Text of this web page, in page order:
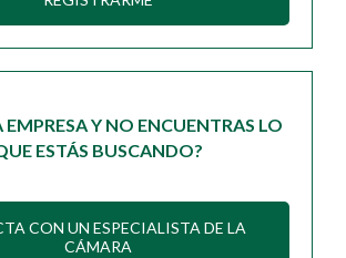
EMPRESA Y NO ENCUENTRAS LO
ESTÁS BUSCANDO?
CON UN ESPECIALISTA DE LA
CÁMARA